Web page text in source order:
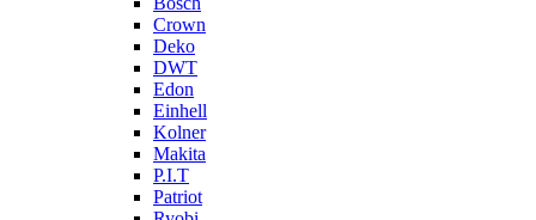
Crown
Deko
DWT
Edon
Einhell
Kolner
Makita
P.I.T
Patriot